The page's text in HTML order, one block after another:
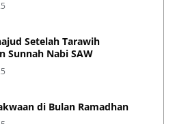
Setelah Tarawih
Sunnah Nabi SAW
di Bulan Ramadhan